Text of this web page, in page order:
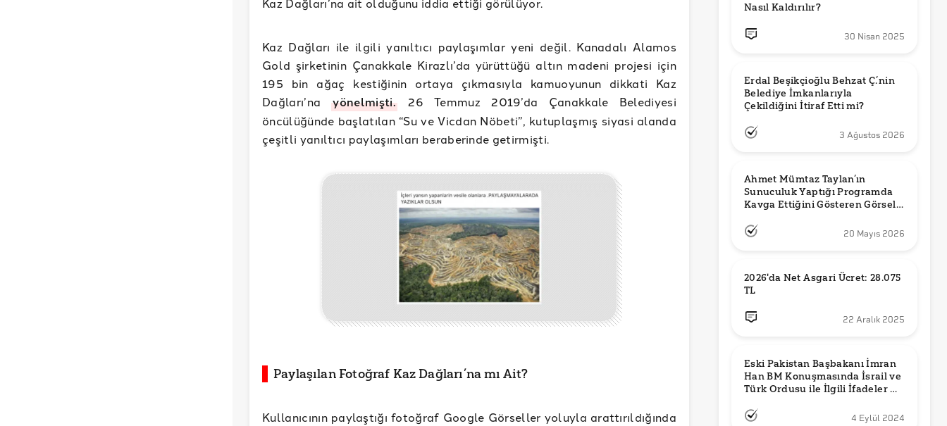
Kaz Dağları’na ait olduğunu iddia ettiği görülüyor.
Kaz Dağları ile ilgili yanıltıcı paylaşımlar yeni değil. Kanadalı Alamos
Gold şirketinin Çanakkale Kirazlı’da yürüttüğü altın madeni projesi için
195 bin ağaç kestiğinin ortaya çıkmasıyla kamuoyunun dikkati Kaz
Dağları’nayönelmişti.26 Temmuz 2019’da Çanakkale Belediyesi
öncülüğünde başlatılan “Su ve Vicdan Nöbeti”, kutuplaşmış siyasi alanda
çeşitli yanıltıcı paylaşımları beraberinde getirmişti.
Paylaşılan Fotoğraf Kaz Dağları’na mı Ait?
Kullanıcının paylaştığı fotoğraf Google Görseller yoluyla arattırıldığında
Nasıl Kaldırılır?
30 Nisan 2025
Erdal Beşikçioğlu Behzat Ç.’nin
Belediye İmkanlarıyla
3 Ağustos 2026
Ahmet Mümtaz Taylan’ın
Sunuculuk Yaptığı Programda
Kavga Ettiğini Gösteren Görsel
20 Mayıs 2026
2026'da Net Asgari Ücret: 28.075
TL
22 Aralık 2025
Eski Pakistan Başbakanı İmran
Han BM Konuşmasında İsrail ve
Türk Ordusu ile İlgili İfadeler mi
4 Eylül 2024